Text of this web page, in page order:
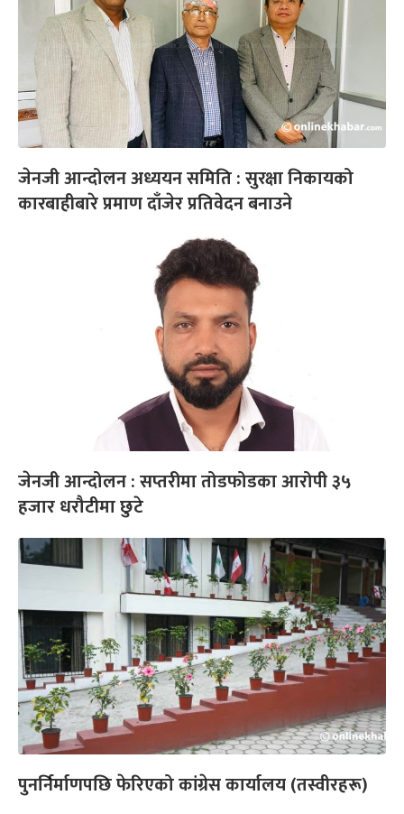
जेनजी आन्दोलन अध्ययन समिति : सुरक्षा निकायको
कारबाहीबारे प्रमाण दाँजेर प्रतिवेदन बनाउने
जेनजी आन्दोलन : सप्तरीमा तोडफोडका आरोपी ३५
हजार धरौटीमा छुटे
पुनर्निर्माणपछि फेरिएको कांग्रेस कार्यालय (तस्वीरहरू)